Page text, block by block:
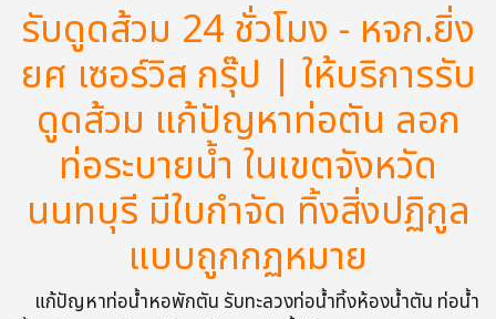
รับดูดส้วม 24 ชั่วโมง - หจก.ยิ่ง
ยศ เซอร์วิส กรุ๊ป | ให้บริการรับ
ดูดส้วม แก้ปัญหาท่อตัน ลอก
ท่อระบายน้ำ ในเขตจังหวัด
นนทบุรี มีใบกำจัด ทิ้งสิ่งปฏิกูล
แบบถูกกฏหมาย
แก้ปัญหาท่อน้ำหอพักตัน รับทะลวงท่อน้ำทิ้งห้องน้ำตัน ท่อน้ำ